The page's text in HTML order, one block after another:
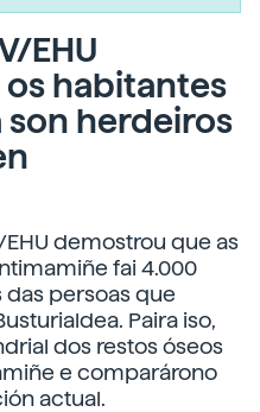
EHU
habitantes
herdeiros
EHU demostrou que as
fai 4.000
das persoas que
Paira iso,
dos restos óseos
e comparárono
actual.